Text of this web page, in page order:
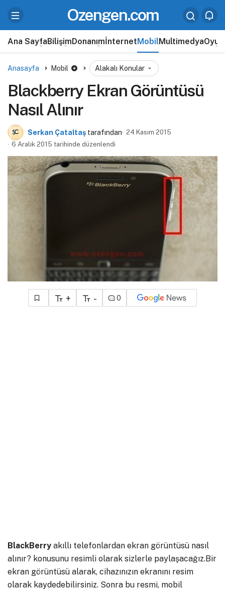
Ozengen.com
Ana SayfaBilişimDonanımİnternetMobilMultimedyaOyun
Anasayfa Mobil Alakalı Konular
Blackberry Ekran Görüntüsü
Nasıl Alınır
Serkan Çataltaş tarafından 24 Kasım 2015
6 Aralık 2015 tarihinde düzenlendi
+ - 0
BlackBerry akıllı telefonlardan ekran görüntüsü nasıl
alınır? konusunu resimli olarak sizlerle paylaşacağız.Bir
ekran görüntüsü alarak, cihazınızın ekranını resim
olarak kaydedebilirsiniz. Sonra bu resmi, mobil